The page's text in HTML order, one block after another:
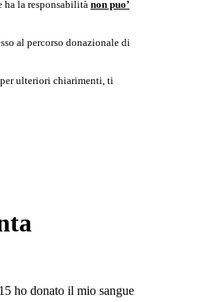
ha la responsabilitànon puo’
al percorso donazionale di
ulteriori chiarimenti, ti
ho donato il mio sangue